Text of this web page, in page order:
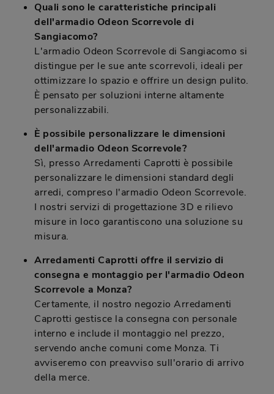
Quali sono le caratteristiche principali
dell'armadio Odeon Scorrevole di
Sangiacomo?
L'armadio Odeon Scorrevole di Sangiacomo si
distingue per le sue ante scorrevoli, ideali per
ottimizzare lo spazio e offrire un design pulito.
È pensato per soluzioni interne altamente
personalizzabili.
È possibile personalizzare le dimensioni
dell'armadio Odeon Scorrevole?
Sì, presso Arredamenti Caprotti è possibile
personalizzare le dimensioni standard degli
arredi, compreso l'armadio Odeon Scorrevole.
I nostri servizi di progettazione 3D e rilievo
misure in loco garantiscono una soluzione su
misura.
Arredamenti Caprotti offre il servizio di
consegna e montaggio per l'armadio Odeon
Scorrevole a Monza?
Certamente, il nostro negozio Arredamenti
Caprotti gestisce la consegna con personale
interno e include il montaggio nel prezzo,
servendo anche comuni come Monza. Ti
avviseremo con preavviso sull'orario di arrivo
della merce.